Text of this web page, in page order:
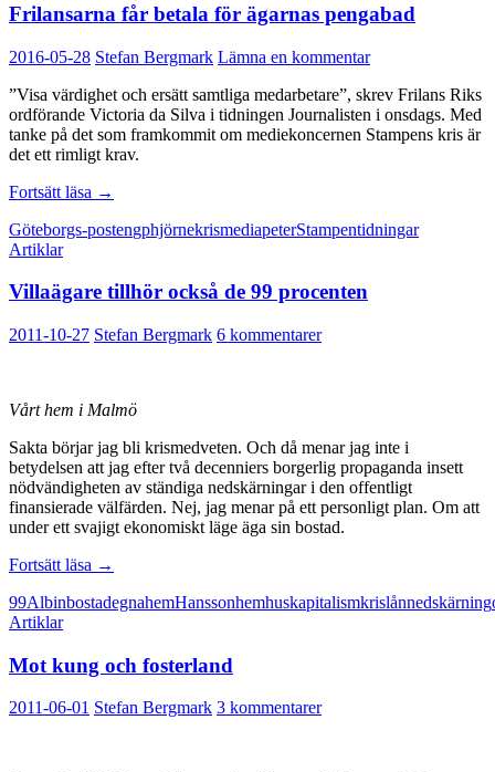
information
terrordåd?
Frilansarna får betala för ägarnas pengabad
2016-05-28 Stefan Bergmark Lämna en kommentar
”Visa värdighet och ersätt samtliga medarbetare”, skrev Frilans Riks
ordförande Victoria da Silva i tidningen Journalisten i onsdags. Med
tanke på det som framkommit om mediekoncernen Stampens kris är
det ett rimligt krav.
Fortsätt läsa Frilansarna
betala
pengabad
→
Göteborgs-postengphjörnekrismediapeterStampentidningar
Artiklar
Villaägare tillhör också de 99 procenten
2011-10-27 Stefan Bergmark 6 kommentarer
Vårt hem i Malmö
Sakta börjar jag bli krismedveten. Och då menar jag inte i
betydelsen att jag efter två decenniers borgerlig propaganda insett
nödvändigheten av ständiga nedskärningar i den offentligt
finansierade välfärden. Nej, jag menar på ett personligt plan. Om att
under ett svajigt ekonomiskt läge äga sin bostad.
Fortsätt läsa Villaägare
också
procenten
→
99AlbinbostadegnahemHanssonhemhuskapitalismkrislånnedskärning
Artiklar
Mot kung och fosterland
2011-06-01 Stefan Bergmark 3 kommentarer